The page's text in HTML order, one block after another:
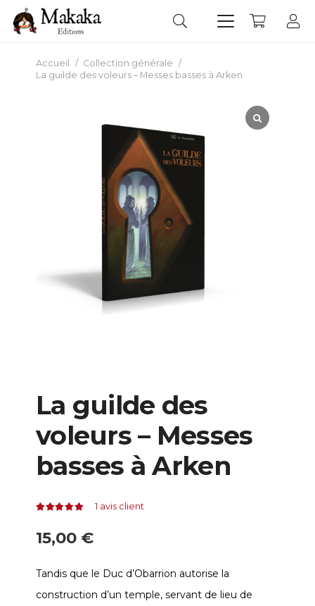
Accueil / Collection générale /
La guilde des voleurs – Messes basses à Arken
La guilde des
voleurs – Messes
basses à Arken
1 avis client
15,00 €
Tandis que le Duc d’Obarrion autorise la
construction d’un temple, servant de lieu de